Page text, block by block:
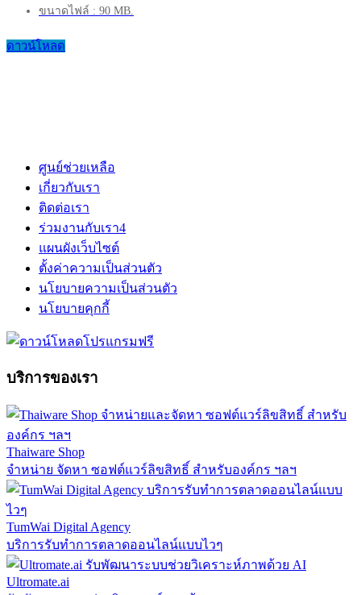
ขนาดไฟล์ : 90 MB.
ดาวน์โหลด
ศูนย์ช่วยเหลือ
เกี่ยวกับเรา
ติดต่อเรา
ร่วมงานกับเรา4
แผนผังเว็บไซต์
ตั้งค่าความเป็นส่วนตัว
นโยบายความเป็นส่วนตัว
นโยบายคุกกี้
บริการของเรา
Thaiware Shop
จำหน่าย จัดหา ซอฟต์แวร์ลิขสิทธิ์ สำหรับองค์กร ฯลฯ
TumWai Digital Agency
บริการรับทำการตลาดออนไลน์แบบไวๆ
Ultromate.ai